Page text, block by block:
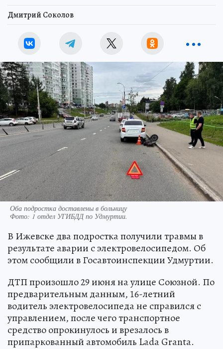
Дмитрий Соколов
Оба подростка доставлены в больницу
Фото: 1 отдел УГИБДД по Удмуртии.
В Ижевске два подростка получили травмы в
результате аварии с электровелосипедом. Об
этом сообщили в Госавтоинспекции Удмуртии.
ДТП произошло 29 июня на улице Союзной. По
предварительным данным, 16-летний
водитель электровелосипеда не справился с
управлением, после чего транспортное
средство опрокинулось и врезалось в
припаркованный автомобиль Lada Granta.